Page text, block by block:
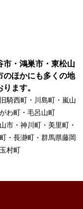
・鴻巣市・東松山
ほかにも多くの地
ます。
騎西町・川島町・嵐山
わ町・毛呂山町
市・神川町・美里町・
・長瀞町・群馬県藤岡
村町